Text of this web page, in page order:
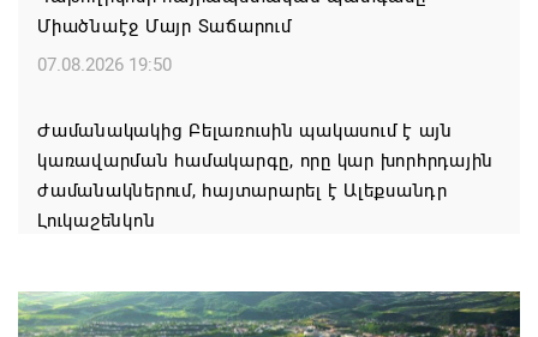
Միածնաէջ Մայր Տաճարում
07.08.2026 19:50
Ժամանակակից Բելառուսին պակասում է այն
կառավարման համակարգը, որը կար խորհրդային
ժամանակներում, հայտարարել է Ալեքսանդր
Լուկաշենկոն
ՀՀ ԱԱԾ սահմանապահ զորքերի